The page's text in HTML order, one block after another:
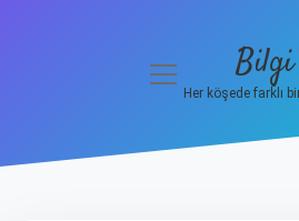
menüyü
Bilgi
Her köşede farklı